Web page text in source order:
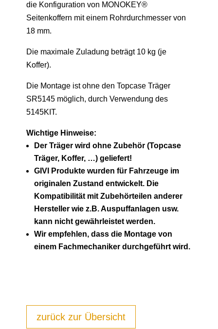
die Konfiguration von MONOKEY®
Seitenkoffern mit einem Rohrdurchmesser von
18 mm.
Die maximale Zuladung beträgt 10 kg (je
Koffer).
Die Montage ist ohne den Topcase Träger
SR5145 möglich, durch Verwendung des
5145KIT.
Wichtige Hinweise:
Der Träger wird ohne Zubehör (Topcase
Träger, Koffer, …) geliefert!
GIVI Produkte wurden für Fahrzeuge im
originalen Zustand entwickelt. Die
Kompatibilität mit Zubehörteilen anderer
Hersteller wie z.B. Auspuffanlagen usw.
kann nicht gewährleistet werden.
Wir empfehlen, dass die Montage von
einem Fachmechaniker durchgeführt wird.
zurück zur Übersicht